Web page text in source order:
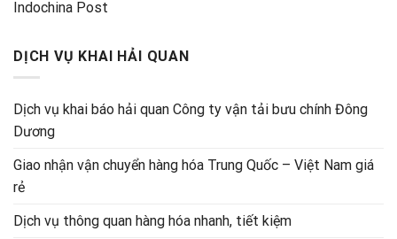
Indochina Post
DỊCH VỤ KHAI HẢI QUAN
Dịch vụ khai báo hải quan Công ty vận tải bưu chính Đông
Dương
Giao nhận vận chuyển hàng hóa Trung Quốc – Việt Nam giá
rẻ
Dịch vụ thông quan hàng hóa nhanh, tiết kiệm